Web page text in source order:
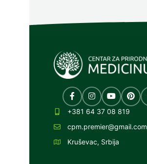
+381 64 37 08 819
cpm.premier@gmail.com
Kruševac, Srbija